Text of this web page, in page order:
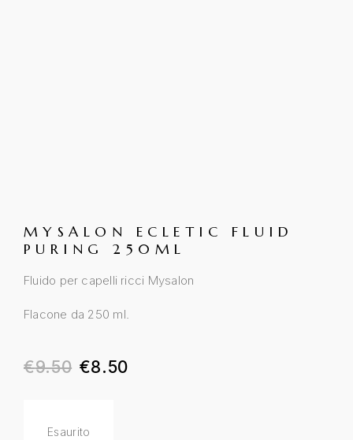
MYSALON ECLETIC FLUID
PURING 250ML
Fluido per capelli ricci Mysalon
Flacone da 250 ml.
€9.50 €8.50
Esaurito